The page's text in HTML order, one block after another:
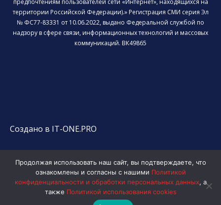
территории Российской Федерации).» Регистрация СМИ серия Эл
№ ФС77-83331 от 10.06.2022, выдано Федеральной службой по
надзору в сфере связи, информационных технологий и массовых
коммуникаций. ВК49865
Создано в IT-ONE.PRO
Продолжая использовать наш сайт, вы подтверждаете, что
ознакомлены и согласны с нашими Политикой
конфиденциальности и обработки персональных данных, а
также Политикой использования cookies